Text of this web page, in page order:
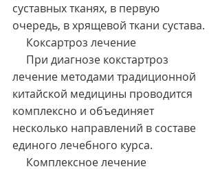
суставных тканях, в первую
очередь, в хрящевой ткани сустава.
     Коксартроз лечение
лечение методами традиционной
китайской медицины проводится
комплексно и объединяет
несколько направлений в составе
единого лечебного курса.